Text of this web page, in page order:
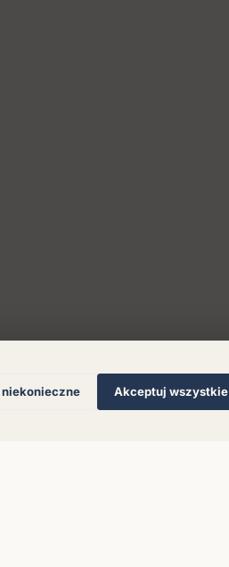
niekonieczne Akceptuj wszystkie